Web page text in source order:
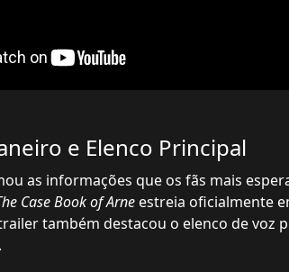
e Elenco Principal
as informações que os fãs mais
Case Book of Arne estreia oficialmente
também destacou o elenco de voz